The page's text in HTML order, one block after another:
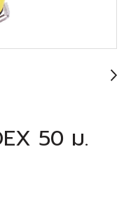
50 ม.